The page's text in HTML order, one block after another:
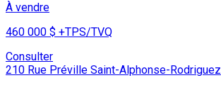
À vendre
460 000 $ +TPS/TVQ
Consulter
210 Rue Préville Saint-Alphonse-Rodriguez